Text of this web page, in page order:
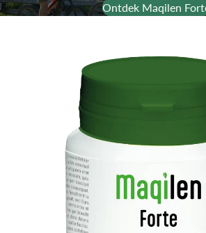
Ontdek Maqilen